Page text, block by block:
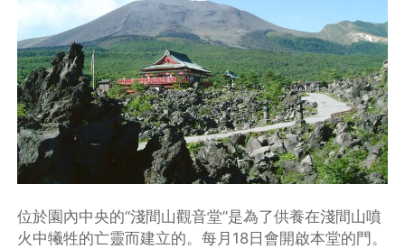
位於園內中央的“淺間山觀音堂”是為了供養在淺間山噴
火中犧牲的亡靈而建立的。每月18日會開啟本堂的門。